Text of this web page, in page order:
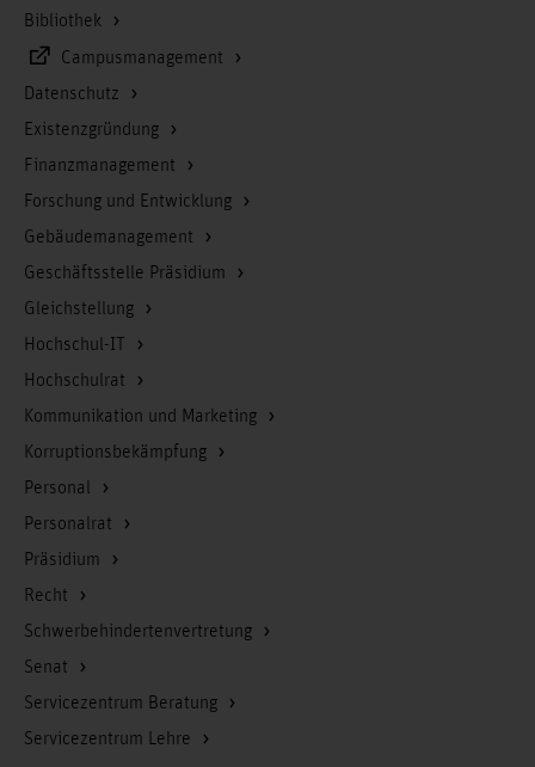
Bibliothek
Campusmanagement
Datenschutz
Existenzgründung
Finanzmanagement
Forschung und Entwicklung
Gebäudemanagement
Geschäftsstelle Präsidium
Gleichstellung
Hochschul-IT
Hochschulrat
Kommunikation und Marketing
Korruptionsbekämpfung
Personal
Personalrat
Präsidium
Recht
Schwerbehindertenvertretung
Senat
Servicezentrum Beratung
Servicezentrum Lehre